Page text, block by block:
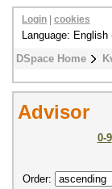
DSpace Home
Login cookies
Language: English
Advisor
0-9
Order: